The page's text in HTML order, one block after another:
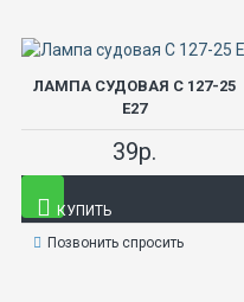
ЛАМПА СУДОВАЯ С 127-25
Е27
39р.
КУПИТЬ
Позвонить спросить